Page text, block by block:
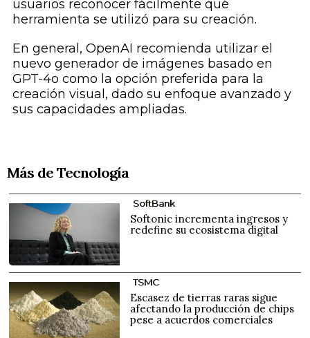
usuarios reconocer fácilmente qué
herramienta se utilizó para su creación.
En general, OpenAI recomienda utilizar el
nuevo generador de imágenes basado en
GPT-4o como la opción preferida para la
creación visual, dado su enfoque avanzado y
sus capacidades ampliadas.
Más de Tecnología
SoftBank
Softonic incrementa ingresos y
redefine su ecosistema digital
TSMC
Escasez de tierras raras sigue
afectando la producción de chips
pese a acuerdos comerciales